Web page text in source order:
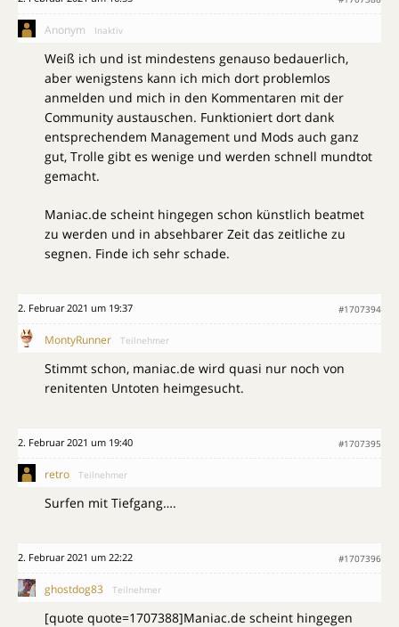
Anonym Inaktiv
Weiß ich und ist mindestens genauso bedauerlich,
aber wenigstens kann ich mich dort problemlos
anmelden und mich in den Kommentaren mit der
Community austauschen. Funktioniert dort dank
entsprechendem Management und Mods auch ganz
gut, Trolle gibt es wenige und werden schnell mundtot
gemacht.
Maniac.de scheint hingegen schon künstlich beatmet
zu werden und in absehbarer Zeit das zeitliche zu
segnen. Finde ich sehr schade.
2. Februar 2021 um 19:37 #1707394
MontyRunner Teilnehmer
Stimmt schon, maniac.de wird quasi nur noch von
renitenten Untoten heimgesucht.
2. Februar 2021 um 19:40 #1707395
retro Teilnehmer
Surfen mit Tiefgang….
2. Februar 2021 um 22:22 #1707396
ghostdog83 Teilnehmer
[quote quote=1707388]Maniac.de scheint hingegen